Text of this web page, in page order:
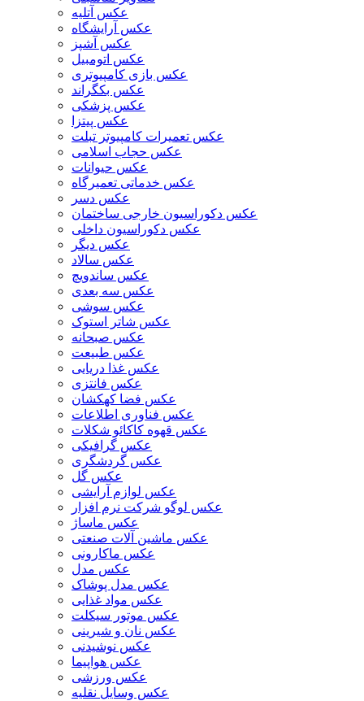
عکس آتلیه
عکس آرایشگاه
عکس آشپز
عکس اتومبیل
عکس بازی کامپیوتری
عکس بکگراند
عکس پزشکی
عکس پیتزا
عکس تعمیرات کامپیوتر تبلت
عکس حجاب اسلامی
عکس حیوانات
عکس خدماتی تعمیرگاه
عکس دسر
عکس دکوراسیون خارجی ساختمان
عکس دکوراسیون داخلی
عکس دیگر
عکس سالاد
عکس ساندویچ
عکس سه بعدی
عکس سوشی
عکس شاتر استوک
عکس صبحانه
عکس طبیعت
عکس غذا دریایی
عکس فانتزی
عکس فضا کهکشان
عکس فناوری اطلاعات
عکس قهوه کاکائو شکلات
عکس گرافیکی
عکس گردشگری
عکس گل
عکس لوازم آرایشی
عکس لوگو شرکت نرم افزار
عکس ماساژ
عکس ماشین آلات صنعتی
عکس ماکارونی
عکس مدل
عکس مدل پوشاک
عکس مواد غذایی
عکس موتور سیکلت
عکس نان و شیرینی
عکس نوشیدنی
عکس هواپیما
عکس ورزشی
عکس وسایل نقلیه